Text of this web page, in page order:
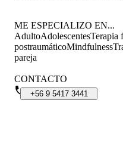
ME ESPECIALIZO EN...
AdultoAdolescentesTerapia
postraumáticoMindfulness
pareja
CONTACTO
+56 9 5417 3441